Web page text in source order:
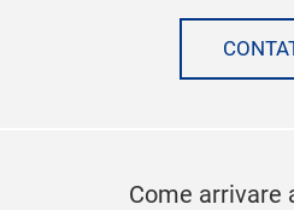
Come arrivare